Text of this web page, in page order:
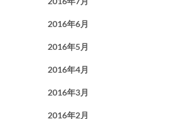
2016年6月
2016年5月
2016年4月
2016年3月
2016年2月